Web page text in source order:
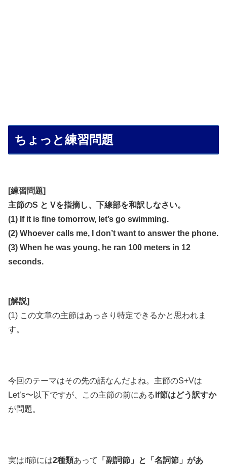
ちょっと練習問題
[練習問題]
主節のS と Vを指摘し、下線部を和訳しなさい。
(1) If it is fine tomorrow, let’s go swimming.
(2) Whoever calls me, I don’t want to answer the phone.
(3) When he was young, he ran 100 meters in 12
seconds.
[解説]
(1) この文章の主節はあっさり特定できるかと思われま
す。
今回のテーマはその先の話なんだよね。主節のS+Vは
Let’s〜以下ですが、この主節の前にある If節はどう訳すか
が問題。
実はif節には2種類あって
「副詞節」と「名詞節」があ